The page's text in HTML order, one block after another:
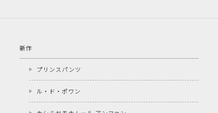
新作
プリンスパンツ
ル・ド・ポワン